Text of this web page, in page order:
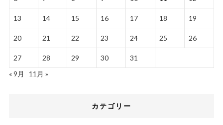
13 14 15 16 17 18 19
20 21 22 23 24 25 26
27 28 29 30
31
« 9月
11月 »
カテゴリー